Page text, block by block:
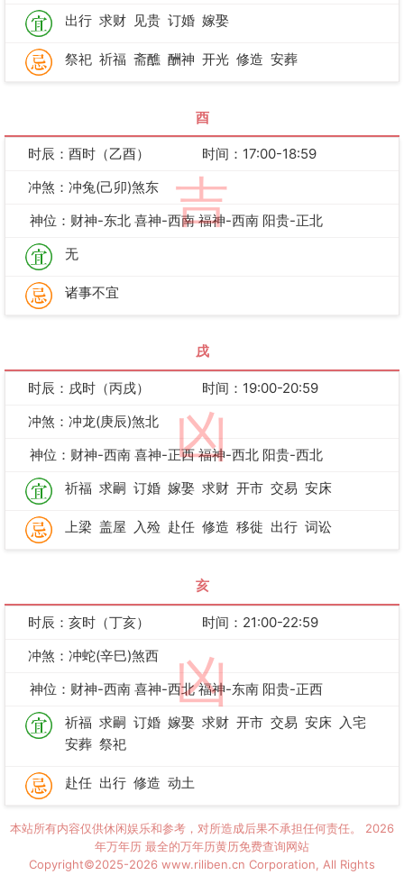
出行 求财 见贵 订婚 嫁娶
祭祀 祈福 斋醮 酬神 开光 修造 安葬
酉
吉
时辰：酉时（乙酉）
时间：17:00-18:59
冲煞：冲兔(己卯)煞东
神位：财神-东北 喜神-西南 福神-西南 阳贵-正北
无
诸事不宜
戌
凶
时辰：戌时（丙戌）
时间：19:00-20:59
冲煞：冲龙(庚辰)煞北
神位：财神-西南 喜神-正西 福神-西北 阳贵-西北
祈福 求嗣 订婚 嫁娶 求财 开市 交易 安床
上梁 盖屋 入殓 赴任 修造 移徙 出行 词讼
亥
凶
时辰：亥时（丁亥）
时间：21:00-22:59
冲煞：冲蛇(辛巳)煞西
神位：财神-西南 喜神-西北 福神-东南 阳贵-正西
祈福 求嗣 订婚 嫁娶 求财 开市 交易 安床 入宅
安葬 祭祀
赴任 出行 修造 动土
本站所有内容仅供休闲娱乐和参考，对所造成后果不承担任何责任。 2026
年万年历 最全的万年历黄历免费查询网站
Copyright©2025-2026 www.riliben.cn Corporation, All Rights